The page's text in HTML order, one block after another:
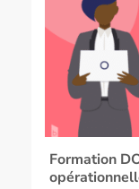
Formation